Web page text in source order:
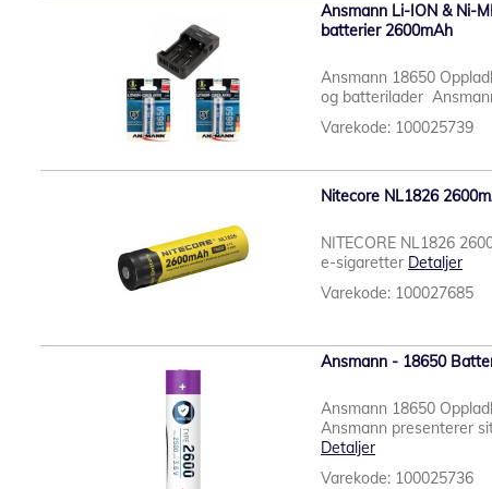
Ansmann Li-ION & Ni-
batterier 2600mAh
Ansmann 18650
og batterilader
Varekode: 100025739
Nitecore NL1826
NITECORE NL1826
e-sigaretter Detaljer
Varekode: 100027685
Ansmann - 18650
Ansmann 18650
Ansmann presenterer
Detaljer
Varekode: 100025736